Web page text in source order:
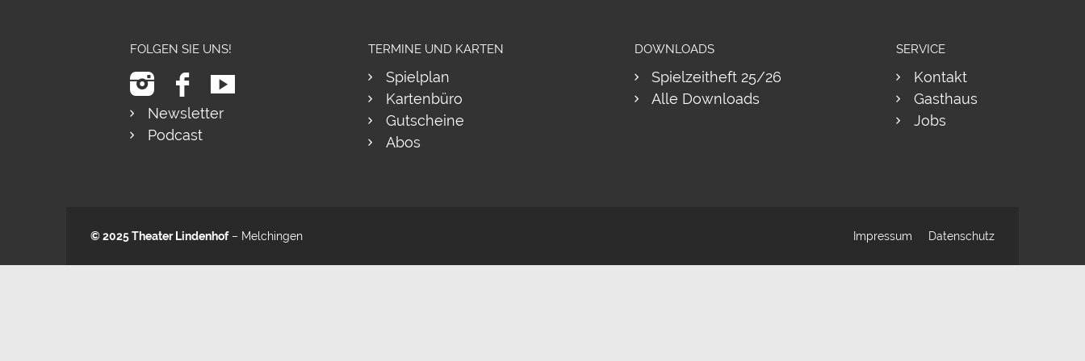
FOLGEN SIE UNS!
Newsletter
Podcast
TERMINE UND KARTEN
Spielplan
Kartenbüro
Gutscheine
Abos
DOWNLOADS
Spielzeitheft 25/26
Alle Downloads
SERVICE
Kontakt
Gasthaus
Jobs
© 2025Theater Lindenhof– Melchingen Impressum Datenschutz